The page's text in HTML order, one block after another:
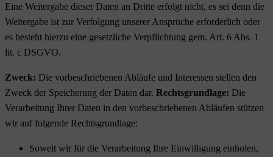
Eine Weitergabe dieser Daten an Dritte erfolgt nicht, es sei denn die
Weitergabe ist zur Verfolgung unserer Ansprüche erforderlich oder
es besteht hierzu eine gesetzliche Verpflichtung gem. Art. 6 Abs. 1
lit. c DSGVO.
Zweck: Die vorbeschriebenen Abläufe und Interessen stellen den
Zweck der Speicherung der Daten dar. Rechtsgrundlage: Die
Verarbeitung Ihrer Daten in den vorbeschriebenen Abläufen stützen
wir auf folgende Rechtsgrundlage:
Soweit wir für die Verarbeitung Ihre Einwilligung einholen,